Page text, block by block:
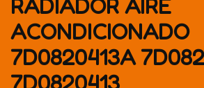
RADIADOR AIRE
ACONDICIONADO
7D0820413A
7D0820413